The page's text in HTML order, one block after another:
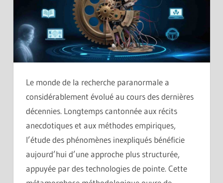
Le monde de la recherche paranormale a
considérablement évolué au cours des dernières
décennies. Longtemps cantonnée aux récits
anecdotiques et aux méthodes empiriques,
l’étude des phénomènes inexpliqués bénéficie
aujourd’hui d’une approche plus structurée,
appuyée par des technologies de pointe. Cette